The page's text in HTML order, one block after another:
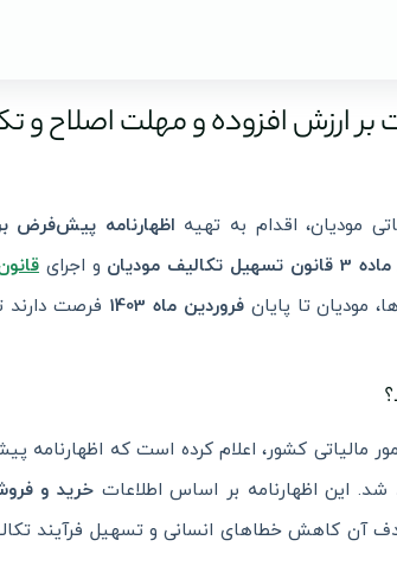
بر ارزش افزوده و مهلت اصلاح و
مودیان، اقدام به تهیه اظهارنامه پیش‌فرض
ماده 3 قانون تسهیل تکالیف مودیان و اجرای
مودیان تا پایانفروردین ماه 1403
فرصت دارند
مالیاتی کشور، اعلام کرده است که اظهارنامه
این اظهارنامه بر اساس اطلاعات خرید و
کاهش خطاهای انسانی و تسهیل فرآیند